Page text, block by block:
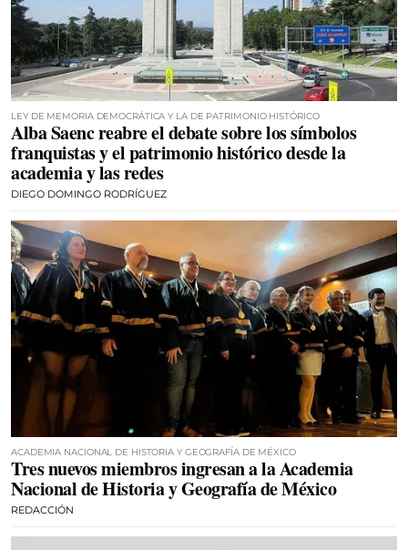
LEY DE MEMORIA DEMOCRÁTICA Y LA DE PATRIMONIO HISTÓRICO
Alba Saenc reabre el debate sobre los símbolos
franquistas y el patrimonio histórico desde la
academia y las redes
DIEGO DOMINGO RODRÍGUEZ
ACADEMIA NACIONAL DE HISTORIA Y GEOGRAFÍA DE MÉXICO
Tres nuevos miembros ingresan a la Academia
Nacional de Historia y Geografía de México
REDACCIÓN